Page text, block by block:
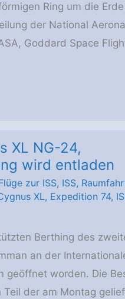
Ring um die
der National
Goddard Space
XL NG-24,
wird entladen
zur ISS, ISS,
XL, Expedition 74,
Berthing des
an der
geöffnet worden. Die
der am Montag